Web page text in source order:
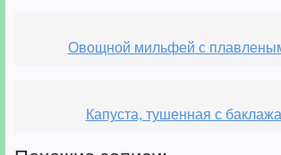
Овощной мильфей с
Капуста, тушенная с